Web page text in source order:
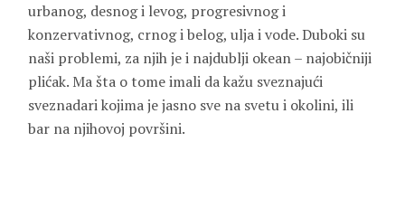
urbanog, desnog i levog, progresivnog i
konzervativnog, crnog i belog, ulja i vode. Duboki su
naši problemi, za njih je i najdublji okean – najobičniji
plićak. Ma šta o tome imali da kažu sveznajući
sveznadari kojima je jasno sve na svetu i okolini, ili
bar na njihovoj površini.